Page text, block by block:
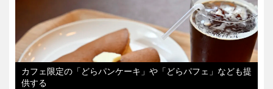
カフェ限定の「どらパンケーキ」や「どらパフェ」なども提
供する